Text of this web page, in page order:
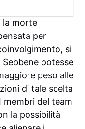
la morte
per
si
potesse
peso alle
di tale scelta
membri del team
la possibilità